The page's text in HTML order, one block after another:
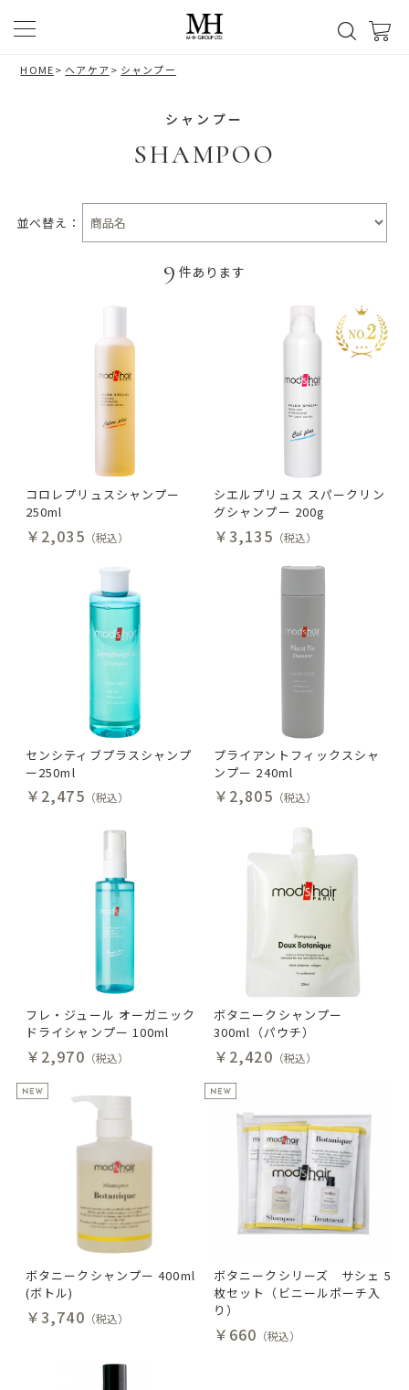
HOME> ヘアケア> シャンプー
シャンプー
SHAMPOO
並べ替え：
9 件あります
コロレプリュスシャンプー
250ml
￥2,035 （税込）
シエルプリュス スパークリン
グシャンプー 200g
￥3,135 （税込）
センシティブプラスシャンプ
ー250ml
￥2,475 （税込）
プライアントフィックスシャ
ンプー 240ml
￥2,805 （税込）
フレ・ジュール オーガニック
ドライシャンプー 100ml
￥2,970 （税込）
ボタニークシャンプー
300ml（パウチ）
￥2,420 （税込）
ボタニークシャンプー 400ml
(ボトル)
￥3,740 （税込）
ボタニークシリーズ サシェ 5
枚セット（ビニールポーチ入
り）
￥660 （税込）